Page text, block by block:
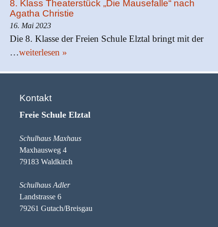
8. Klass Theaterstück „Die Mausefalle“ nach
Agatha Christie
16. Mai 2023
Die 8. Klasse der Freien Schule Elztal bringt mit der
…weiterlesen »
Kontakt
Freie Schule Elztal
Schulhaus Maxhaus
Maxhausweg 4
79183 Waldkirch
Schulhaus Adler
Landstrasse 6
79261 Gutach/Breisgau